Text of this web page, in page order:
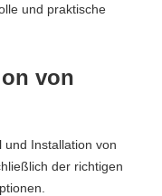
und praktische
von
und Installation von
der richtigen